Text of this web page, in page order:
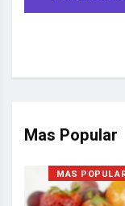
Mas Popular
MAS